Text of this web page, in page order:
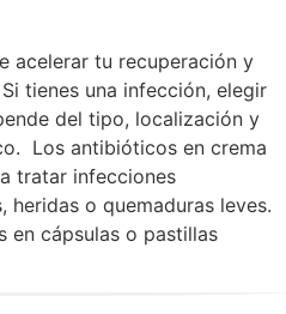
acelerar tu recuperación y
tienes una infección, elegir
del tipo, localización y
Los antibióticos en crema
tratar infecciones
heridas o quemaduras leves.
en cápsulas o pastillas